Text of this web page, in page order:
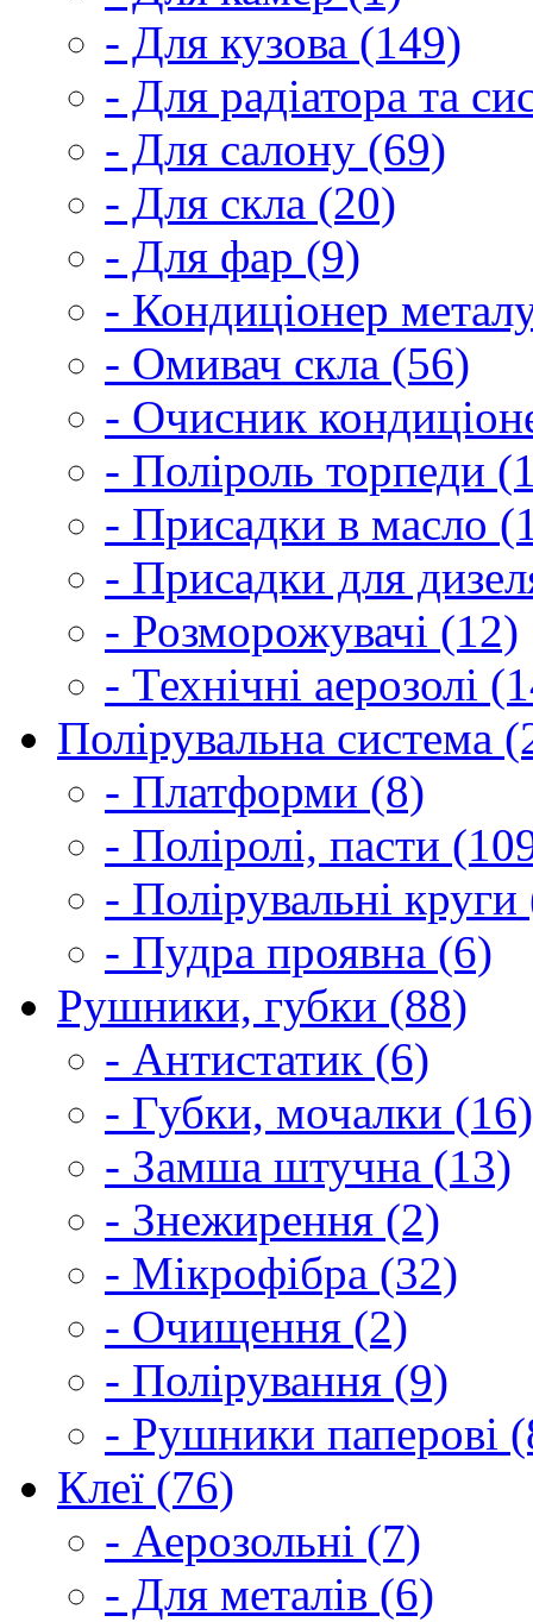
- Для кузова (149)
- Для радіатора та
- Для салону (69)
- Для скла (20)
- Для фар (9)
- Кондиціонер
- Омивач скла (56)
- Очисник
- Поліроль торпеди
- Присадки в масло
- Присадки для
- Розморожувачі (12)
- Технічні аерозолі
Полірувальна система
- Платформи (8)
- Поліролі, пасти
- Полірувальні
- Пудра проявна (6)
Рушники, губки (88)
- Антистатик (6)
- Губки, мочалки (16)
- Замша штучна (13)
- Знежирення (2)
- Мікрофібра (32)
- Очищення (2)
- Полірування (9)
- Рушники паперові
Клеї (76)
- Аерозольні (7)
- Для металів (6)